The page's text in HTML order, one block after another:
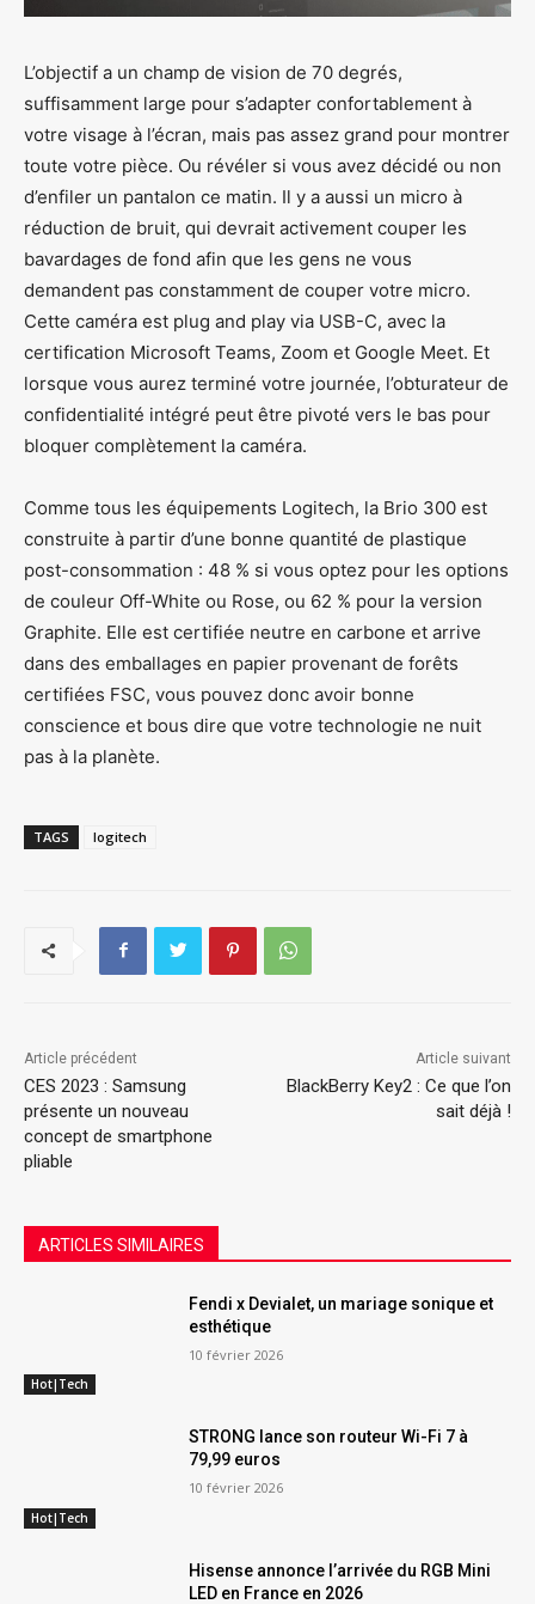
L’objectif a un champ de vision de 70 degrés,
suffisamment large pour s’adapter confortablement à
votre visage à l’écran, mais pas assez grand pour montrer
toute votre pièce. Ou révéler si vous avez décidé ou non
d’enfiler un pantalon ce matin. Il y a aussi un micro à
réduction de bruit, qui devrait activement couper les
bavardages de fond afin que les gens ne vous
demandent pas constamment de couper votre micro.
Cette caméra est plug and play via USB-C, avec la
certification Microsoft Teams, Zoom et Google Meet. Et
lorsque vous aurez terminé votre journée, l’obturateur de
confidentialité intégré peut être pivoté vers le bas pour
bloquer complètement la caméra.
Comme tous les équipements Logitech, la Brio 300 est
construite à partir d’une bonne quantité de plastique
post-consommation : 48 % si vous optez pour les options
de couleur Off-White ou Rose, ou 62 % pour la version
Graphite. Elle est certifiée neutre en carbone et arrive
dans des emballages en papier provenant de forêts
certifiées FSC, vous pouvez donc avoir bonne
conscience et bous dire que votre technologie ne nuit
pas à la planète.
TAGS logitech
Article précédent
CES 2023 : Samsung
présente un nouveau
concept de smartphone
pliable
Article suivant
BlackBerry Key2 : Ce que l’on
sait déjà !
ARTICLES SIMILAIRES
Hot|Tech
Fendi x Devialet, un mariage sonique et
esthétique
10 février 2026
Hot|Tech
STRONG lance son routeur Wi-Fi 7 à
79,99 euros
10 février 2026
Hisense annonce l’arrivée du RGB Mini
LED en France en 2026